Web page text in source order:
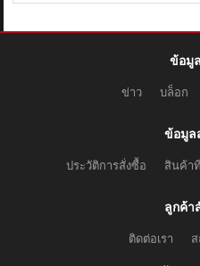
ข้อมู
ข่าว บล็อก
ข้อมูล
ประวัติการสั่งซื้อ สินค้า
ลูกค้า
ติดต่อเรา